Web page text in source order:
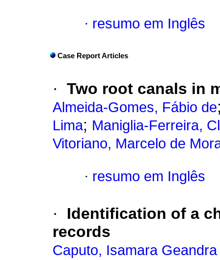
· resumo em Inglês
Case Report Articles
· Two root canals in
Almeida-Gomes, Fábio de
Lima; Maniglia-Ferreira,
Vitoriano, Marcelo de
· resumo em Inglês
·
Identification of a
records
Caputo, Isamara